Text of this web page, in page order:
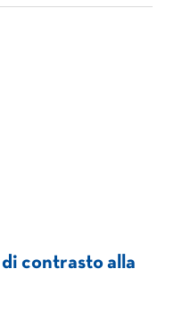
contrasto alla